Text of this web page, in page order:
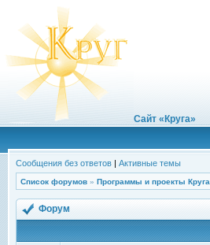
Сайт «Круга»
Сообщения без ответов | Активные темы
Список форумов » Программы и проекты Круга
Форум